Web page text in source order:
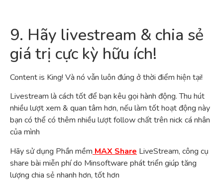
9. Hãy livestream & chia sẻ
giá trị cực kỳ hữu ích!
Content is King! Và nó vẫn luôn đúng ở thời điểm hiện tại!
Livestream là cách tốt để bạn kêu gọi hành động. Thu hút
nhiều lượt xem & quan tâm hơn, nếu làm tốt hoạt động này
bạn có thể có thêm nhiều lượt follow chất trên nick cá nhân
của mình
Hãy sử dụng Phần mềm MAX Share LiveStream, công cụ
share bài miễn phí do Minsoftware phát triển giúp tăng
lượng chia sẻ nhanh hơn, tốt hơn